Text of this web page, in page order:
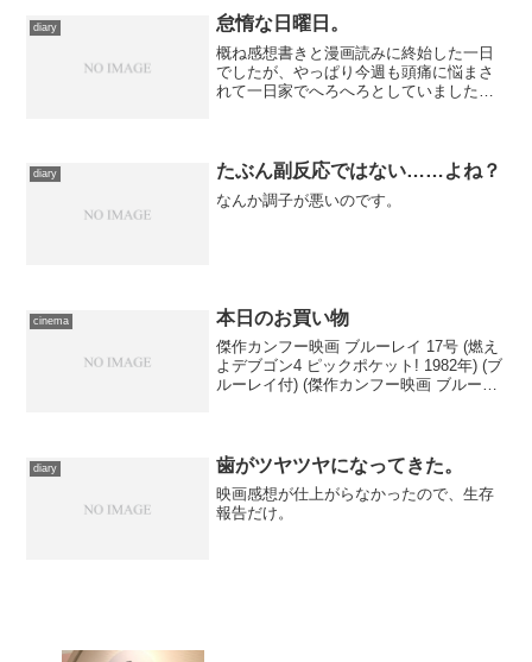
服用して一日大人しくして...
diary 怠惰な日曜日。
概ね感想書きと漫画読みに終始した一日
でしたが、やっぱり今週も頭痛に悩まさ
れて一日家でへろへろとしていました。
は、昨日の朝早く肌寒い時...
diary たぶん副反応ではない……よね？
なんか調子が悪いのです。
cinema 本日のお買い物
傑作カンフー映画 ブルーレイ 17号 (燃え
よデブゴン4 ピックポケット! 1982年) (ブ
ルーレイ付) (傑作カンフー映画 ブルーレ
diary 歯がツヤツヤになってきた。
映画感想が仕上がらなかったので、生存
報告だけ。